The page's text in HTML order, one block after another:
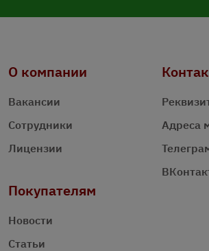
О компании
Вакансии
Сотрудники
Лицензии
Адреса
Покупателям
Новости
Статьи